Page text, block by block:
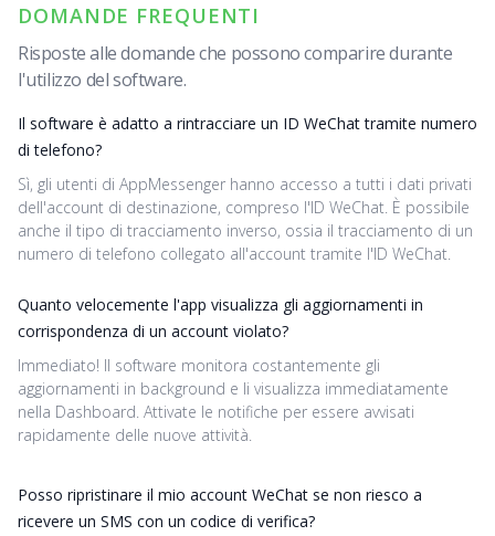
DOMANDE FREQUENTI
Risposte alle domande che possono comparire durante
l'utilizzo del software.
Il software è adatto a rintracciare un ID WeChat tramite numero
di telefono?
Sì, gli utenti di AppMessenger hanno accesso a tutti i dati privati
dell'account di destinazione, compreso l'ID WeChat. È possibile
anche il tipo di tracciamento inverso, ossia il tracciamento di un
numero di telefono collegato all'account tramite l'ID WeChat.
Quanto velocemente l'app visualizza gli aggiornamenti in
corrispondenza di un account violato?
Immediato! Il software monitora costantemente gli
aggiornamenti in background e li visualizza immediatamente
nella Dashboard. Attivate le notifiche per essere avvisati
rapidamente delle nuove attività.
Posso ripristinare il mio account WeChat se non riesco a
ricevere un SMS con un codice di verifica?